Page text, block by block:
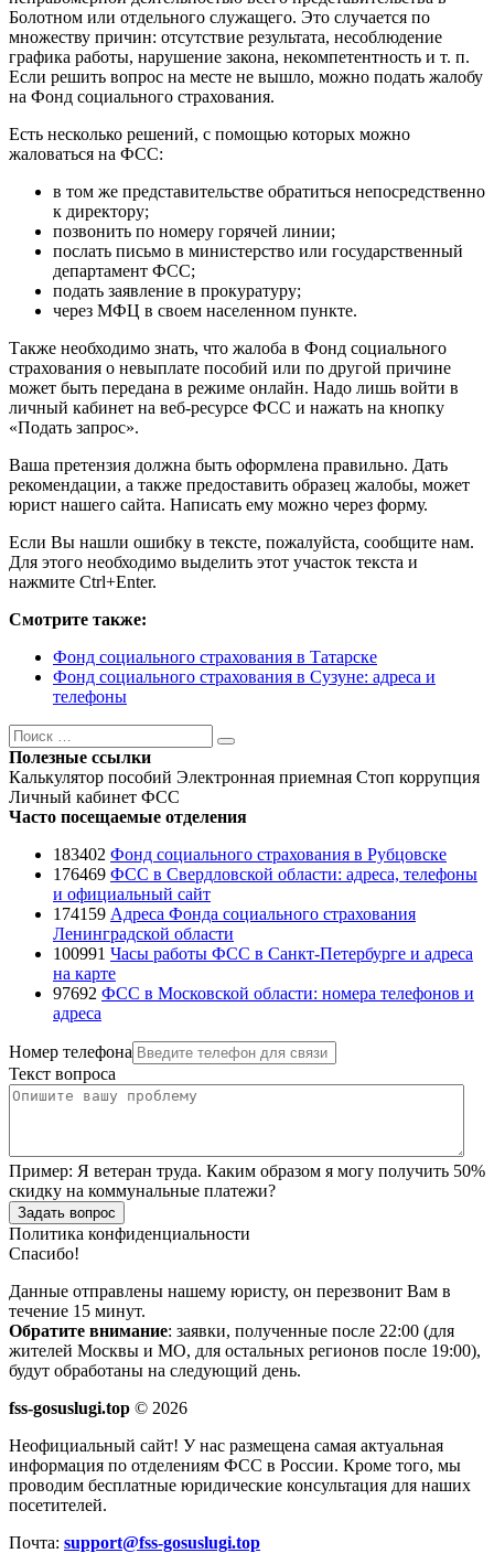
Болотном или отдельного служащего. Это случается по
множеству причин: отсутствие результата, несоблюдение
графика работы, нарушение закона, некомпетентность и т. п.
Если решить вопрос на месте не вышло, можно подать жалобу
на Фонд социального страхования.
Есть несколько решений, с помощью которых можно
жаловаться на ФСС:
в том же представительстве обратиться непосредственно
к директору;
позвонить по номеру горячей линии;
послать письмо в министерство или государственный
департамент ФСС;
подать заявление в прокуратуру;
через МФЦ в своем населенном пункте.
Также необходимо знать, что жалоба в Фонд социального
страхования о невыплате пособий или по другой причине
может быть передана в режиме онлайн. Надо лишь войти в
личный кабинет на веб-ресурсе ФСС и нажать на кнопку
«Подать запрос».
Ваша претензия должна быть оформлена правильно. Дать
рекомендации, а также предоставить образец жалобы, может
юрист нашего сайта. Написать ему можно через форму.
Если Вы нашли ошибку в тексте, пожалуйста, сообщите нам.
Для этого необходимо выделить этот участок текста и
нажмите Ctrl+Enter.
Смотрите также:
Фонд социального страхования в Татарске
Фонд социального страхования в Сузуне: адреса и
телефоны
Поиск
Поиск
Полезные ссылки
Калькулятор пособий Электронная приемная Стоп коррупция
Личный кабинет ФСС
Часто посещаемые отделения
183402 Фонд социального страхования в Рубцовске
176469 ФСС в Свердловской области: адреса, телефоны
и официальный сайт
174159 Адреса Фонда социального страхования
Ленинградской области
100991 Часы работы ФСС в Санкт-Петербурге и адреса
на карте
97692 ФСС в Московской области: номера телефонов и
адреса
Номер телефона
Текст вопроса
Пример: Я ветеран труда. Каким образом я могу получить 50%
скидку на коммунальные платежи?
Задать вопрос
Политика конфиденциальности
Спасибо!
Данные отправлены нашему юристу, он перезвонит Вам в
течение 15 минут.
Обратите внимание: заявки, полученные после 22:00 (для
жителей Москвы и МО, для остальных регионов после 19:00),
будут обработаны на следующий день.
fss-gosuslugi.top © 2026
Неофициальный сайт! У нас размещена самая актуальная
информация по отделениям ФСС в России. Кроме того, мы
проводим бесплатные юридические консультация для наших
посетителей.
Почта: support@fss-gosuslugi.top